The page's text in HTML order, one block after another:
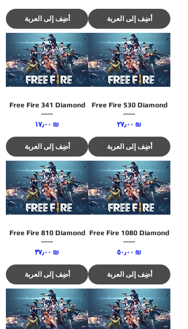
أضِف إلى العربة أضِف إلى العربة
Free Fire 341 Diamond
السعر ‏١٧٫٠٠ ₪
أضِف إلى العربة
Free Fire 530 Diamond
السعر ‏٢٧٫٠٠ ₪
أضِف إلى العربة
Free Fire 810 Diamond
السعر ‏٣٧٫٠٠ ₪
أضِف إلى العربة
Free Fire 1080 Diamond
السعر ‏٥٠٫٠٠ ₪
أضِف إلى العربة